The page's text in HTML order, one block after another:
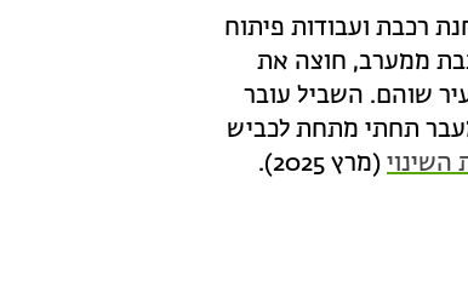
רכבת ועבודות פיתוח
ממערב, חוצה את
שוהם. השביל עובר
עובר במעבר תחתי מתחת לכביש
השינוי (מרץ 2025).